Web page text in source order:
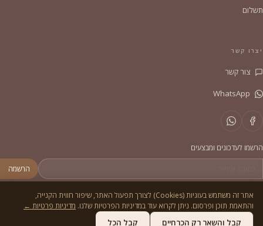
תשלום
יצרו קשר
צור קשר
הרשמו לעדכונים ומבצעים
הרשמה
אתר זה משתמש בעוגיות (Cookies) לצורך תפעול האתר, שיפור חווית הקנייה,
והתאמת תוכן ופרסום. ניתן לקרוא עוד במדיניות הפרטיות שלנו. מדיניות פרטיות ←
קבל והשאר רק הכרחיים קבל הכל